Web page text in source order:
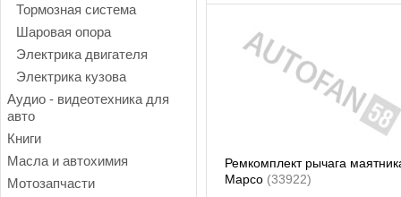
Тормозная система
Шаровая опора
Электрика двигателя
Электрика кузова
Аудио - видеотехника для
авто
Книги
Масла и автохимия
Мотозапчасти
Ремкомплект рычага
Mapco (33922)